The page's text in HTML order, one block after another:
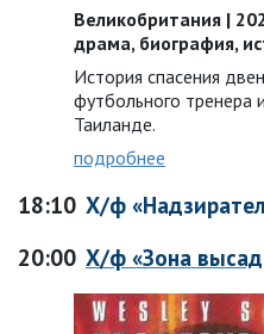
Великобритания |
драма, биография,
История спасения
футбольного тренера
Таиланде.
подробнее
18:10 Х/ф
20:00 Х/ф «Зона